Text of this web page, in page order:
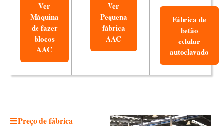
Ver
Máquina
de fazer
blocos
AAC
Ver
Pequena
fábrica
AAC
Fábrica de
betão
celular
autoclavado
Preço de fábrica